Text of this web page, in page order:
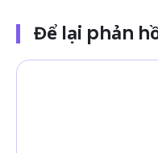
Để lại phản